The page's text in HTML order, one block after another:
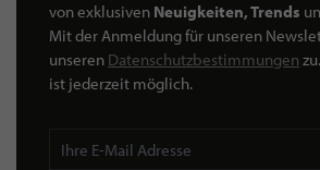
von exklusiven Neuigkeiten, Trends
Mit der Anmeldung für unseren
unseren Datenschutzbestimmungen
ist jederzeit möglich.